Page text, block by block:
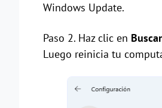
Windows Update.
Paso 2. Haz clic en
Luego reinicia tu